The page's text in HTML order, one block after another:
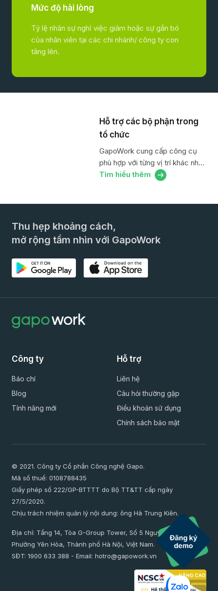
Mức độ hài lòng
Tỷ lệ nhân sự nghỉ việc giảm hoặc sự gắn bó
của nhân viên tại các chi nhánh/ công ty con
tăng lên.
Hỗ trợ các bộ phận trong
tổ chức
GapoWork cung cấp công cụ
phù hợp với từng vị trí khác nhau
trong công ty, từ cấp quản lý tới
dần hiệu suất.
Tìm hiểu thêm
Thu hẹp khoảng cách,
mở rộng tầm nhìn với GapoWork
Công ty
Báo chí
Blog
Tính năng mới
Hỗ trợ
Liên hệ
Câu hỏi thường gặp
Điều khoản sử dụng
Chính sách bảo mật
© 2021. Công ty Cổ phần Công nghệ Gapo.
Mã số thuế: 0108788435
Giấy phép số 222/GP-BTTTT do Bộ TT&TT cấp ngày
27/5/2020.
Chịu trách nhiệm quản lý nội dung: ông Hà Trung Kiên.
Địa chỉ: Tầng 14, Tòa G-Group Tower, Số 5 Nguyễn Thị Duệ,
Phường Yên Hòa, Thành phố Hà Nội, Việt Nam.
SĐT: 1900 633 388 - Email: hotro@gapowork.vn